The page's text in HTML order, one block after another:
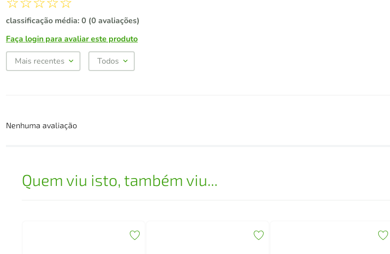
classificação média: 0 (0 avaliações)
Faça login para avaliar este produto
Mais recentes Todos
Nenhuma avaliação
Quem viu isto, também viu...